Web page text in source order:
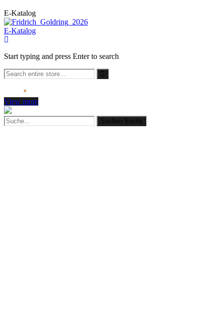
E-Katalog
E-Katalog
Start typing and press Enter to search
View more
Suchen Suche